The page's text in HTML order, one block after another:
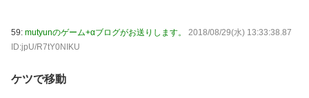
59: mutyunのゲーム+αブログがお送りします。
2018/08/29(水) 13:33:38.87
ID:jpU/R7tY0NIKU
ケツで移動